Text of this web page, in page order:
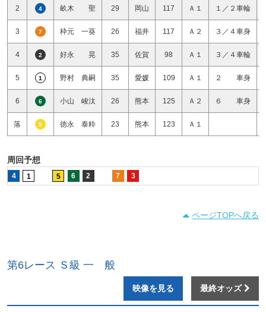
2 4 畝木 聖 29 岡山 117 Ａ１ １／２車輪
3 7 枠元 一葵 26 福井 117 Ａ２ ３／４車身
4 2 好永 晃 35 佐賀 98 Ａ１ ３／４車輪
5 1 野村 典嗣 35 愛媛 109 Ａ１ ２ 車身
6 6 小山 峻汰 26 熊本 125 Ａ２ ６ 車身
落 5 徳永 泰粋 23 熊本 123 Ａ１
周回予想
4 1 5 6 2 7 3
ページTOPへ戻る
第6レース Ｓ級 一 般
映像を見る 最終オッズ